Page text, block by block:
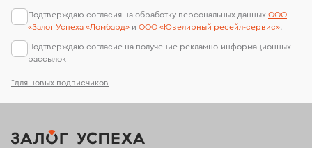
*для новых подписчиков
Подтверждаю согласия на обработку персональных данных ООО
«Залог Успеха «Ломбард» и ООО «Ювелирный ресейл-сервиc».
Подтверждаю согласие на получение рекламно-информационных
рассылок